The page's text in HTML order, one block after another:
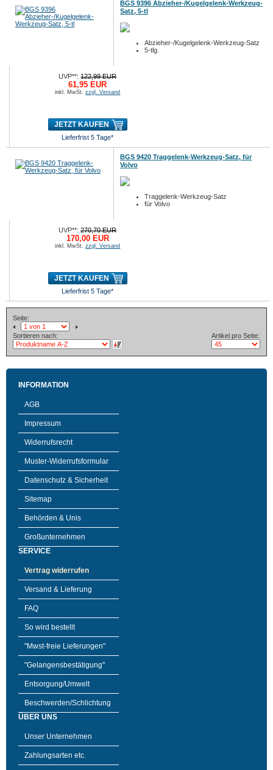
BGS 9396 Abzieher-/Kugelgelenk-Werkzeug-
Satz, 5-tl
Abzieher-/Kugelgelenk-Werkzeug-Satz
5-tlg.
UVP**:122,99 EUR
61,95 EUR
inkl. MwSt.zzgl. Versand
JETZT KAUFEN
Lieferfrist 5 Tage*
BGS 9420 Traggelenk-Werkzeug-Satz, für
Volvo
Traggelenk-Werkzeug-Satz
für Volvo
UVP**:270,70 EUR
170,00 EUR
inkl. MwSt.zzgl. Versand
JETZT KAUFEN
Lieferfrist 5 Tage*
Seite:
Sortieren nach: Artikel pro Seite:
INFORMATION
AGB
Impressum
Widerrufsrecht
Muster-Widerrufsformular
Datenschutz & Sicherheit
Sitemap
Behörden & Unis
Großunternehmen
SERVICE
Vertrag widerrufen
Versand & Lieferung
FAQ
So wird bestellt
"Mwst-freie Lieferungen"
"Gelangensbestätigung"
Entsorgung/Umwelt
Beschwerden/Schlichtung
ÜBER UNS
Unser Unternehmen
Zahlungsarten etc.